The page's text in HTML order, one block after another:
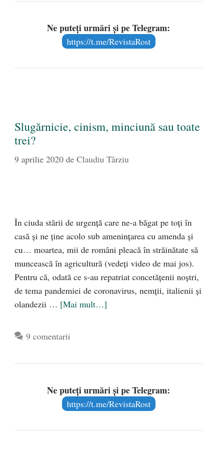
Ne puteți urmări și pe Telegram:
https://t.me/RevistaRost
Slugărnicie, cinism, minciună sau toate
trei?
9 aprilie 2020 de Claudiu Târziu
În ciuda stării de urgență care ne-a băgat pe toți în
casă și ne ține acolo sub amenințarea cu amenda și
cu… moartea, mii de români pleacă în străinătate să
muncească în agricultură (vedeți video de mai jos).
Pentru că, odată ce s-au repatriat concetățenii noștri,
de tema pandemiei de coronavirus, nemții, italienii și
olandezii … [Mai mult…]
9 comentarii
Ne puteți urmări și pe Telegram:
https://t.me/RevistaRost